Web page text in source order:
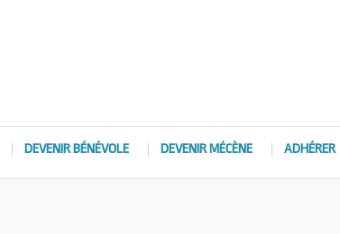
DEVENIR BÉNÉVOLE DEVENIR MÉCÈNE ADHÉRER